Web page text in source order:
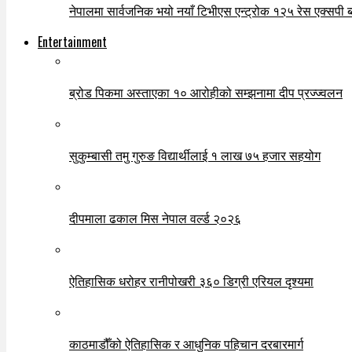
नेपालमा सार्वजनिक भयो नयाँ टिभीएस एन्ट्रोक १२५ रेस एक्सपी
Entertainment
ब्रोड पिकमा अस्ताएका १० आरोहीको सम्झनामा दीप प्रज्ज्वलन
सुकुम्बासी तमु गुरुङ विद्यार्थीलाई १ लाख ७५ हजार सहयोग
दीपमाला ढकाल मिस नेपाल वर्ल्ड २०२६
ऐतिहासिक धरोहर रानीपोखरी ३६० डिग्री एरियल दृश्यमा
काठमाडौँको ऐतिहासिक र आधुनिक पहिचान दरबारमार्ग